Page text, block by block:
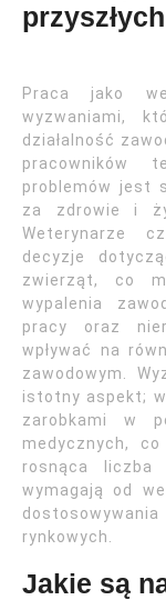
Praca jako
wyzwaniami,
działalność
pracowników
problemów jest
za zdrowie i
Weterynarze
decyzje
zwierząt, co
wypalenia
pracy oraz
wpływać na
zawodowym.
istotny aspekt;
zarobkami w
medycznych,
rosnąca liczba
wymagają od
rynkowych.
Jakie są